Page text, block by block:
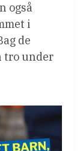
også
i
de
tro under